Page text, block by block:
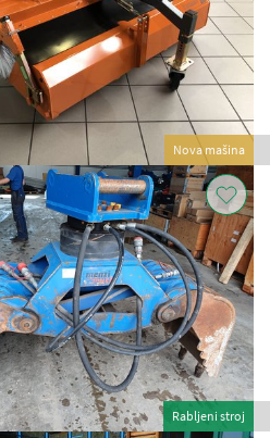
Nova mašina
Rabljeni stroj